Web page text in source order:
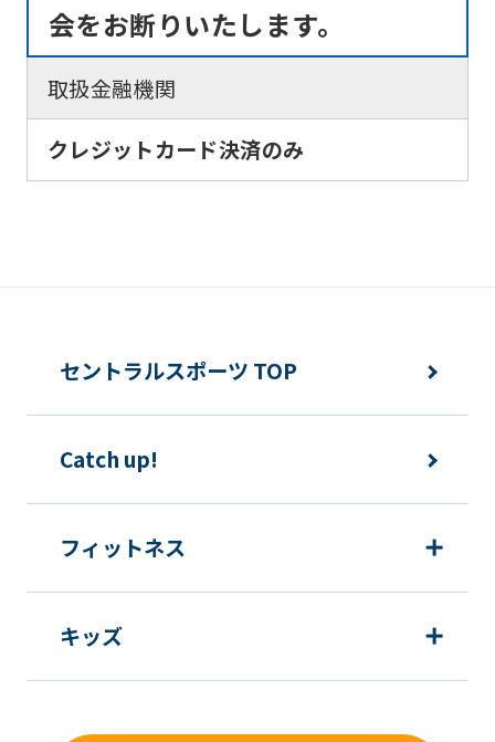
会をお断りいたします。
取扱金融機関
クレジットカード決済のみ
セントラルスポーツ TOP
Catch up!
フィットネス
キッズ